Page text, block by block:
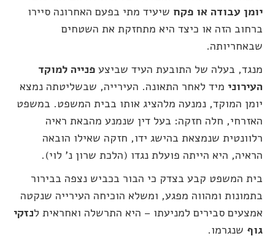
יומן עבודה או פקח שיעיד מתי בפעם האחרונה סיירו
ברחוב הזה או כיצד היא מתחזקת את השטחים
שבאחריותה.
מנגד, בעלה של התובעת העיד שביצע פנייה למוקד
העירוני מיד לאחר התאונה. העירייה, שבשליטתה נמצא
יומן המוקד, נמנעה מלהציג אותו בבית המשפט. במשפט
האזרחי, חלה חזקה: בעל דין שנמנע מהבאת ראיה
רלוונטית שנמצאת בהישג ידו, חזקה שאילו הובאה
הראיה, היא הייתה פועלת נגדו (הלכת שרון נ' לוי).
בית המשפט קבע בצדק כי הבור בכביש נצפה בבירור
בתמונות ומהווה מפגע, ומשלא הוכיחה העירייה שנקטה
אמצעים סבירים למניעתו – היא התרשלה ואחראית לנזקי
גוף שנגרמו.